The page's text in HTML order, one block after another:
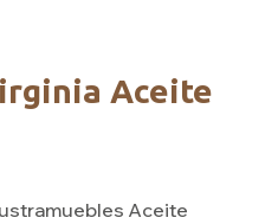
Aceite
Aceite